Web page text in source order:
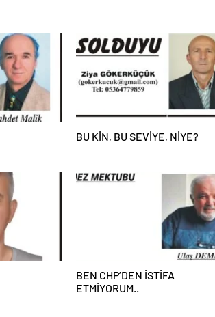
BU KİN, BU SEVİYE, NİYE?
BEN CHP’DEN İSTİFA
ETMİYORUM..